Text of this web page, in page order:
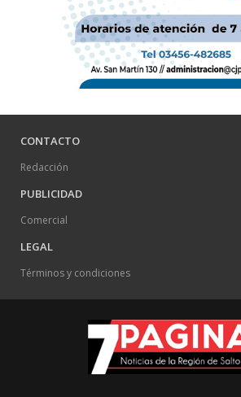
CONTACTO
Redacción
PUBLICIDAD
Comercial
LEGAL
Términos y condiciones